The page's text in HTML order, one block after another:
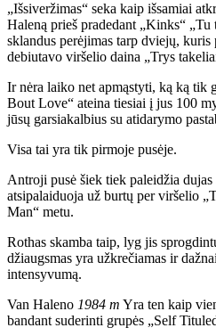
„Išsiveržimas“ seka kaip išsamiai
Haleną prieš pradedant „Kinks“ „Tu
sklandus perėjimas tarp dviejų,
debiutavo viršelio daina „Trys
Ir nėra laiko net apmąstyti, ką ką tik
Bout Love“ ateina tiesiai į jus 100
jūsų garsiakalbius su atidarymo
Visa tai yra tik pirmoje pusėje.
Antroji pusė šiek tiek paleidžia
atsipalaiduoja už burtų per viršelio
Man“ metu.
Rothas skamba taip, lyg jis
džiaugsmas yra užkrečiamas ir
intensyvumą.
Van Haleno 1984 m Yra ten kaip
bandant suderinti grupės „Self